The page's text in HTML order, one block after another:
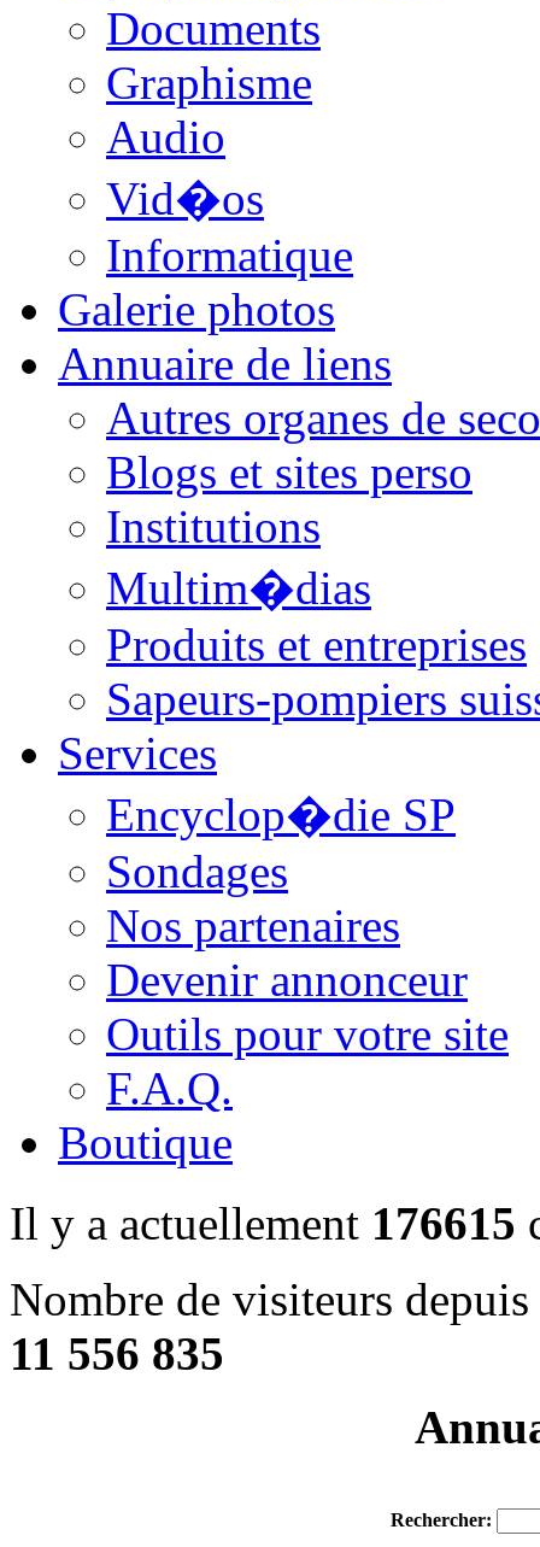
Documents
Graphisme
Audio
Vid�os
Informatique
Galerie photos
Annuaire de liens
Autres organes de
Blogs et sites perso
Institutions
Multim�dias
Produits et entreprises
Sapeurs-pompiers
Services
Encyclop�die SP
Sondages
Nos partenaires
Devenir annonceur
Outils pour votre site
F.A.Q.
Boutique
Il y a actuellement 176615
Nombre de visiteurs
11 556 835
Rechercher: